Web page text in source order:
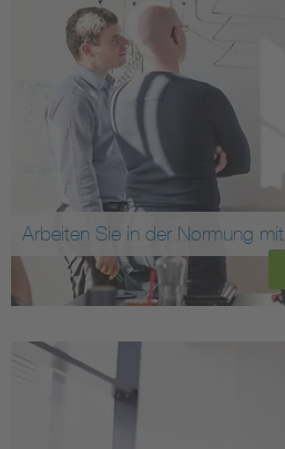
Arbeiten Sie in der Normung mit